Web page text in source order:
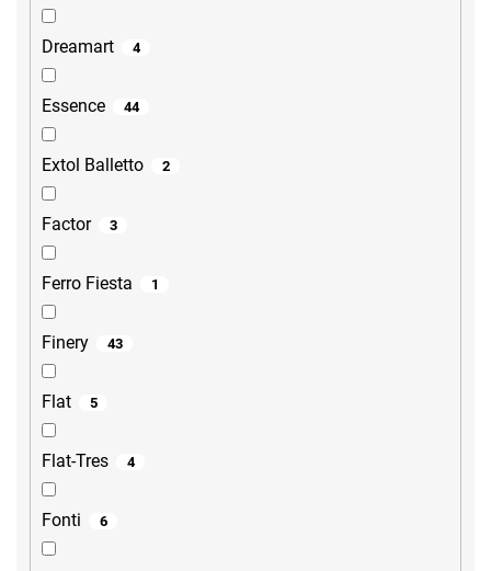
Dreamart 4
Essence 44
Extol Balletto 2
Factor 3
Ferro Fiesta 1
Finery 43
Flat 5
Flat-Tres 4
Fonti 6